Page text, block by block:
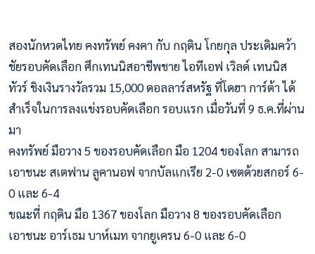
สองนักหวดไทย คงทรัพย์ คงคา กับ กฤติน โกยกุล ประเดิมคว้า
ชัยรอบคัดเลือก ศึกเทนนิสอาชีพชาย ไอทีเอฟ เวิลด์ เทนนิส
ทัวร์ ชิงเงินรางวัลรวม 15,000 ดอลลาร์สหรัฐ ที่โดฮา การ์ต้า ได้
สำเร็จในการลงแข่งรอบคัดเลือก รอบแรก เมื่อวันที่ 9 ธ.ค.ที่ผ่าน
มา
คงทรัพย์ มือวาง 5 ของรอบคัดเลือก มือ 1204 ของโลก สามารถ
เอาชนะ สเตฟาน ลูคานอฟ จากบัลแกเรีย 2-0 เซตด้วยสกอร์ 6-
0 และ 6-4
ขณะที่ กฤติน มือ 1367 ของโลก มือวาง 8 ของรอบคัดเลือก
เอาชนะ อาร์เธม บาห์เมท จากยูเครน 6-0 และ 6-0